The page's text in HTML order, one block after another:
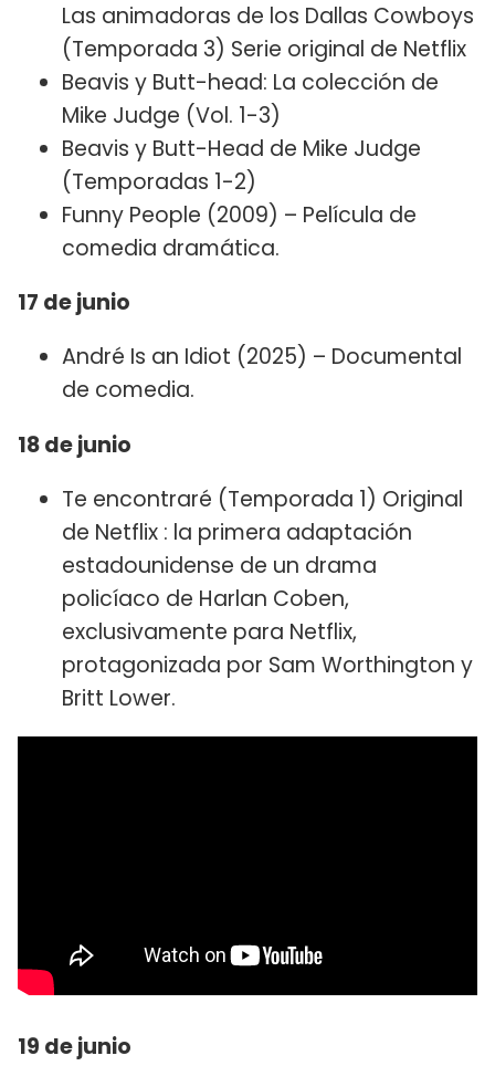
Las animadoras de los Dallas Cowboys
(Temporada 3) Serie original de Netflix
Beavis y Butt-head: La colección de
Mike Judge (Vol. 1-3)
Beavis y Butt-Head de Mike Judge
(Temporadas 1-2)
Funny People (2009) – Película de
comedia dramática.
17 de junio
André Is an Idiot (2025) – Documental
de comedia.
18 de junio
Te encontraré (Temporada 1) Original
de Netflix : la primera adaptación
estadounidense de un drama
policíaco de Harlan Coben,
exclusivamente para Netflix,
protagonizada por Sam Worthington y
Britt Lower.
19 de junio